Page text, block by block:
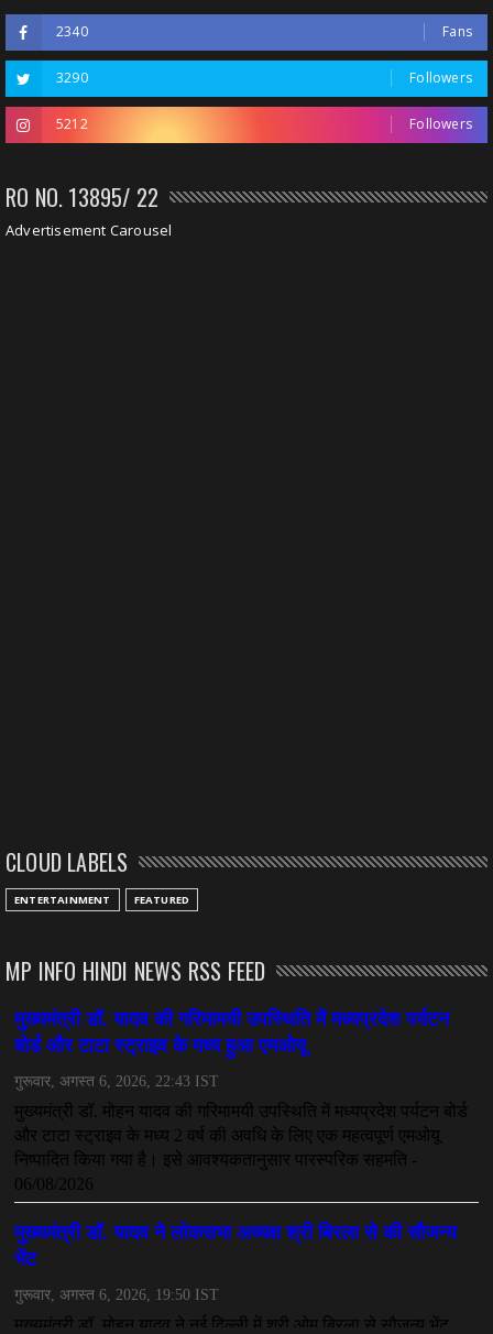
2340 Fans
3290 Followers
5212 Followers
RO NO. 13895/ 22
Advertisement Carousel
CLOUD LABELS
ENTERTAINMENT FEATURED
MP INFO HINDI NEWS RSS FEED